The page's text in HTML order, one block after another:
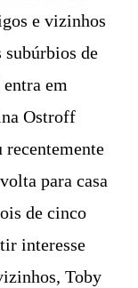
e vizinhos
subúrbios de
em
Ostroff
para casa
de cinco
interesse
Toby